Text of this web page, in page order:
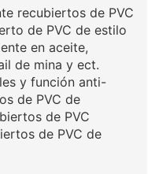
recubiertos de PVC
de PVC de estilo
en aceite,
de mina y ect.
y función anti-
de PVC de
de PVC
de PVC de